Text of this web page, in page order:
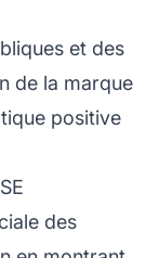
et des
de la marque
positive
des